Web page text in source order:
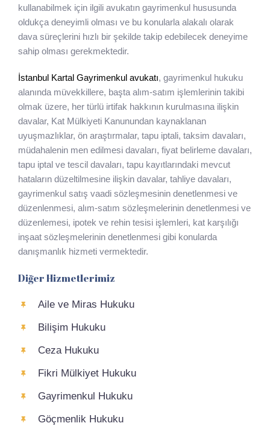
kullanabilmek için ilgili avukatın gayrimenkul hususunda
oldukça deneyimli olması ve bu konularla alakalı olarak
dava süreçlerini hızlı bir şekilde takip edebilecek deneyime
sahip olması gerekmektedir.
İstanbul Kartal Gayrimenkul avukatı, gayrimenkul hukuku
alanında müvekkillere, başta alım-satım işlemlerinin takibi
olmak üzere, her türlü irtifak hakkının kurulmasına ilişkin
davalar, Kat Mülkiyeti Kanunundan kaynaklanan
uyuşmazlıklar, ön araştırmalar, tapu iptali, taksim davaları,
müdahalenin men edilmesi davaları, fiyat belirleme davaları,
tapu iptal ve tescil davaları, tapu kayıtlarındaki mevcut
hataların düzeltilmesine ilişkin davalar, tahliye davaları,
gayrimenkul satış vaadi sözleşmesinin denetlenmesi ve
düzenlenmesi, alım-satım sözleşmelerinin denetlenmesi ve
düzenlemesi, ipotek ve rehin tesisi işlemleri, kat karşılığı
inşaat sözleşmelerinin denetlenmesi gibi konularda
danışmanlık hizmeti vermektedir.
Diğer Hizmetlerimiz
Aile ve Miras Hukuku
Bilişim Hukuku
Ceza Hukuku
Fikri Mülkiyet Hukuku
Gayrimenkul Hukuku
Göçmenlik Hukuku